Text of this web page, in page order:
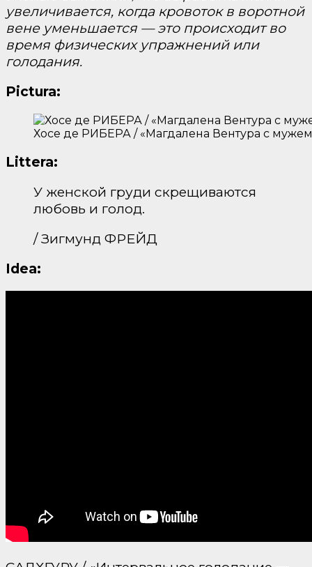
увеличивается, когда кровоток в воротной
вене уменьшается — это происходит во
время физических упражнений или
голодания.
Pictura:
Хосе де РИБЕРА / «Магдалена Вентура с мужем
Littera:
У женской груди скрещиваются
любовь и голод.
/ Зигмунд ФРЕЙД
Idea: